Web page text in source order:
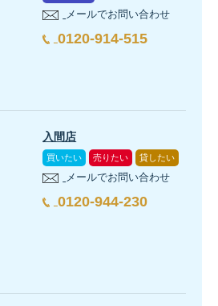
メールでお問い合わせ
0120-914-515
入間店
買いたい 売りたい 貸したい
メールでお問い合わせ
0120-944-230